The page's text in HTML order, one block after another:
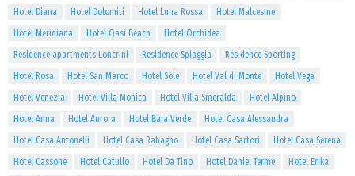
Hotel Diana
Hotel Dolomiti Hotel Luna Rossa
Hotel Malcesine
Hotel Meridiana
Hotel Oasi Beach
Hotel Orchidea
Residence apartments Loncrini
Residence Spiaggia
Residence Sporting
Hotel Rosa
Hotel San Marco Hotel Sole Hotel Val di Monte
Hotel Vega
Hotel Venezia
Hotel Villa Monica Hotel Villa Smeralda
Hotel Alpino
Hotel Anna
Hotel Aurora Hotel Baia Verde
Hotel Casa Alessandra
Hotel Casa Antonelli
Hotel Casa Rabagno Hotel Casa Sartori
Hotel Casa Serena
Hotel Cassone
Hotel Catullo Hotel Da Tino Hotel Daniel Terme
Hotel Erika